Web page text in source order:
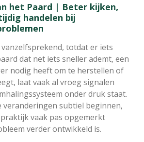
het Paard | Beter kijken,
handelen bij
totdat er iets
dat net iets sneller ademt, een
nodig heeft om te herstellen of
laat vaak al vroeg signalen
onder druk staat.
veranderingen subtiel beginnen,
vaak pas opgemerkt
verder ontwikkeld is.